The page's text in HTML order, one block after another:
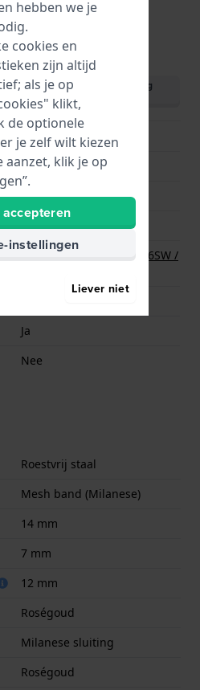
2117(Bekijk specificaties
Download handleiding
Miyota
Nee
Analoog
Quartz
Renata R377 377 / SR626SW /
Ja
Nee
Roestvrij staal
Mesh band (Milanese)
14 mm
7 mm
12 mm
Roségoud
Milanese sluiting
Roségoud
hebben we je
cookies en
zijn altijd
als je op
klikt,
de optionele
je zelf wilt kiezen
aanzet, klik je op
instellingen
Liever niet